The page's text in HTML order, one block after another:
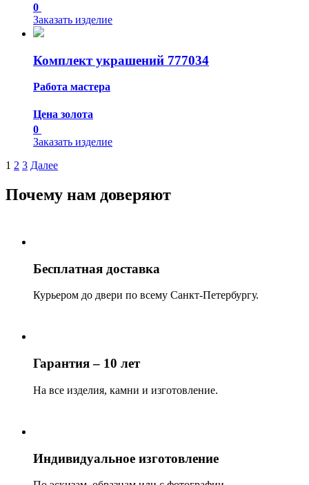
0
Заказать изделие
Комплект украшений 777034
Работа мастера
Цена золота
0
Заказать изделие
1 2 3 Далее
Почему нам доверяют
Бесплатная доставка
Курьером до двери по всему Санкт-Петербургу.
Гарантия – 10 лет
На все изделия, камни и изготовление.
Индивидуальное изготовление